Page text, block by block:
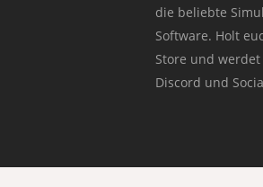
die beliebte
Software. Holt
Store und
Discord und